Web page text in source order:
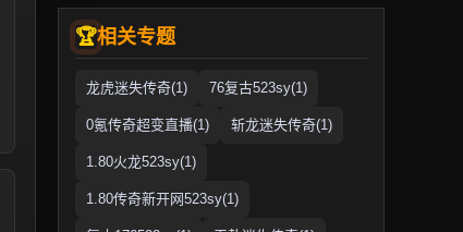
相关专题
龙虎迷失传奇(1) 76复古523sy(1)
0氪传奇超变直播(1) 斩龙迷失传奇(1)
1.80火龙523sy(1)
1.80传奇新开网523sy(1)